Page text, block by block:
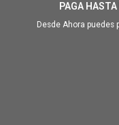
PAGA
Desde Ahora